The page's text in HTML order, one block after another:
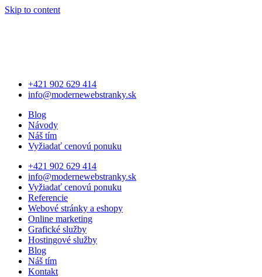
Skip to content
+421 902 629 414
info@modernewebstranky.sk
Blog
Návody
Náš tím
Vyžiadať cenovú ponuku
+421 902 629 414
info@modernewebstranky.sk
Vyžiadať cenovú ponuku
Referencie
Webové stránky a eshopy
Online marketing
Grafické služby
Hostingové služby
Blog
Náš tím
Kontakt